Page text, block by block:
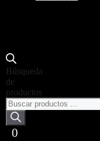
Búsqueda
de
productos
0